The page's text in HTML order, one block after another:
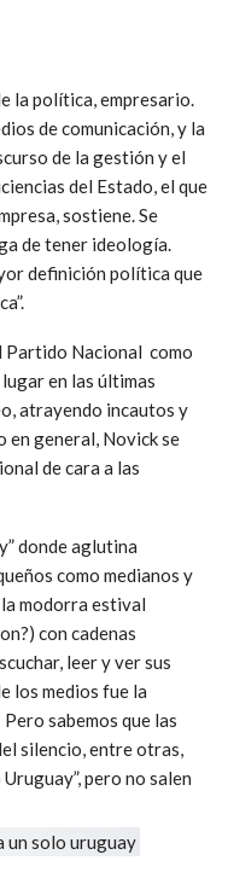
la política, empresario.
de comunicación, y la
de la gestión y el
del Estado, el que
sostiene. Se
de tener ideología.
definición política que
Partido Nacional como
en las últimas
atrayendo incautos y
en general, Novick se
de cara a las
donde aglutina
como medianos y
modorra estival
con cadenas
leer y ver sus
los medios fue la
Pero sabemos que las
silencio, entre otras,
pero no salen